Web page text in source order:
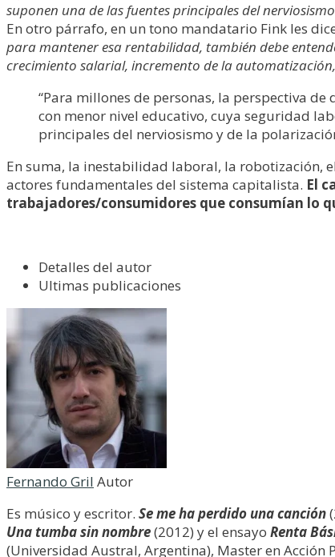
suponen una de las fuentes principales del
En otro párrafo, en un tono mandatario Fink les dice
para mantener esa rentabilidad, también debe
crecimiento salarial, incremento de la
“Para millones de personas, la perspectiva
con menor nivel educativo, cuya seguridad
principales del nerviosismo y de la
En suma, la inestabilidad laboral, la robotización,
actores fundamentales del sistema capitalista. El
trabajadores/consumidores que consumían lo
Detalles del autor
Ultimas publicaciones
Fernando Gril Autor
Es músico y escritor. Se me ha perdido una canción
Una tumba sin nombre(2012) y el ensayo Renta
(Universidad Austral, Argentina), Master en Acción